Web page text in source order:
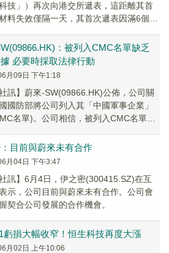
科技」）再次向港交所遞表，這距離其首
料失效僅隔一天，其首次遞表因滿6個月
：被列入CMC名單缺乏
必要時採取法律行動
月09日 下午1:18
社訊】蔚來-SW(09866.HK)公佈，公司關
國防部將公司列入其「中國軍事企業」
名單)。公司相信，被列入CMC名單缺
目前與蔚來未有合作
月04日 下午3:47
社訊】6月4日，伊之密(300415.SZ)在互
示，公司目前與蔚來未有合作。公司會
契合公司發展的合作機會。
虧損大幅收窄！恒生科技再度大漲
月02日 上午10:06